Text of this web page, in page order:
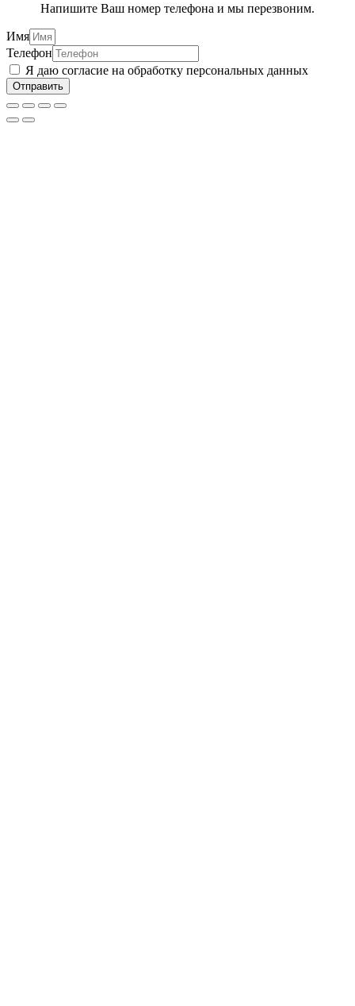
Напишите Ваш номер телефона и мы перезвоним.
Имя
Телефон
Я даю согласие на обработку персональных данных
Отправить